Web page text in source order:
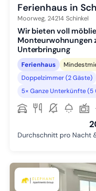
Ferienhaus in
Moorweg, 24214 Schinkel
Wir bieten voll
Monteurwohnungen
Unterbringung
Ferienhaus
Doppelzimmer (2 Gäste)
5× Ganze Unterkünfte (5
Durchschnitt pro Nacht